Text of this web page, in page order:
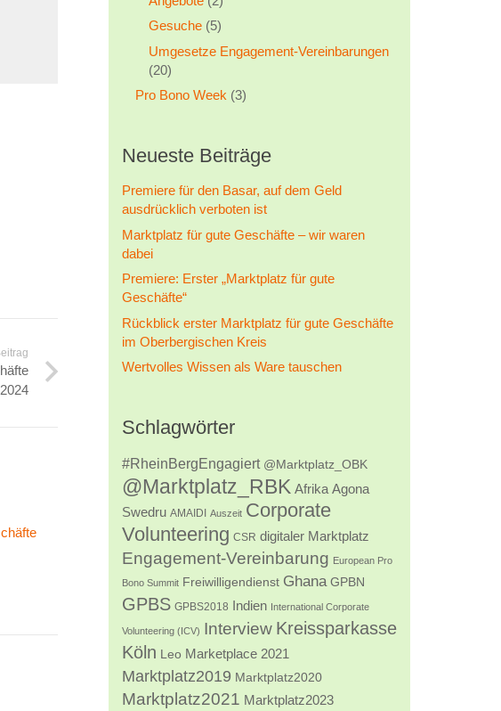
Gesuche(5)
Umgesetze Engagement-Vereinbarungen
(20)
Pro Bono Week (3)
Neueste Beiträge
Premiere für den Basar, auf dem Geld
ausdrücklich verboten ist
Marktplatz für gute Geschäfte – wir waren
dabei
Premiere: Erster „Marktplatz für gute
Geschäfte“
Rückblick erster Marktplatz für gute Geschäfte
im Oberbergischen Kreis
Wertvolles Wissen als Ware tauschen
Schlagwörter
#RheinBergEngagiert @Marktplatz_OBK
@Marktplatz_RBK Afrika Agona
Swedru AMAIDI Auszeit Corporate
Volunteering CSR digitaler Marktplatz
Engagement-Vereinbarung European Pro
Bono Summit Freiwilligendienst Ghana GPBN
GPBS GPBS2018 Indien International Corporate
Volunteering (ICV) Interview Kreissparkasse
Köln Leo Marketplace 2021
Marktplatz2019 Marktplatz2020
Marktplatz2021 Marktplatz2023